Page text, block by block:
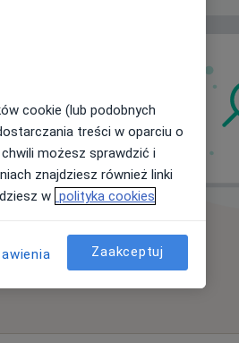
cookie (lub podobnych
treści w oparciu o
możesz sprawdzić i
znajdziesz również linki
w polityka cookies
Zaakceptuj